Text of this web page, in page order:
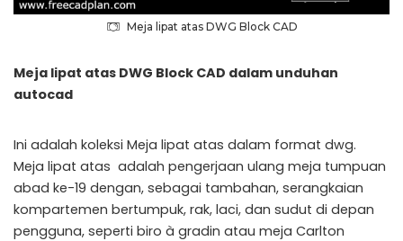
Meja lipat atas DWG Block CAD
Meja lipat atas DWG Block CAD dalam unduhan
autocad
Ini adalah koleksi Meja lipat atas dalam format dwg.
Meja lipat atas adalah pengerjaan ulang meja tumpuan
abad ke-19 dengan, sebagai tambahan, serangkaian
kompartemen bertumpuk, rak, laci, dan sudut di depan
pengguna, seperti biro à gradin atau meja Carlton